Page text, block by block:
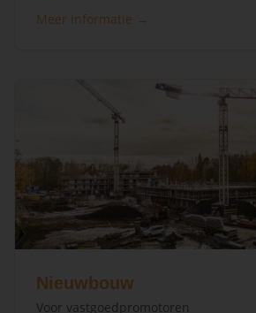
Meer informatie →
Nieuwbouw
Voor vastgoedpromotoren